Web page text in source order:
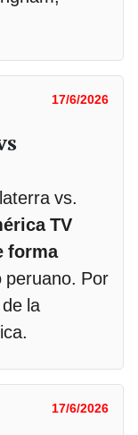
17/6/2026
vs.
TV
forma
Por
la
17/6/2026